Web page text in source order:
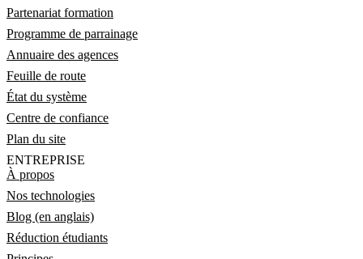
Partenariat formation
Programme de parrainage
Annuaire des agences
Feuille de route
État du système
Centre de confiance
Plan du site
ENTREPRISE
À propos
Nos technologies
Blog (en anglais)
Réduction étudiants